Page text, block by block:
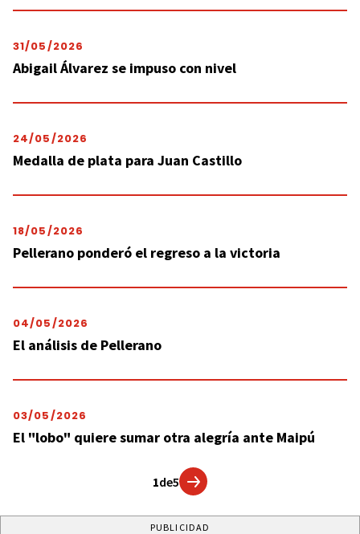
31/05/2026
Abigail Álvarez se impuso con nivel
24/05/2026
Medalla de plata para Juan Castillo
18/05/2026
Pellerano ponderó el regreso a la victoria
04/05/2026
El análisis de Pellerano
03/05/2026
El "lobo" quiere sumar otra alegría ante Maipú
1de5
PUBLICIDAD